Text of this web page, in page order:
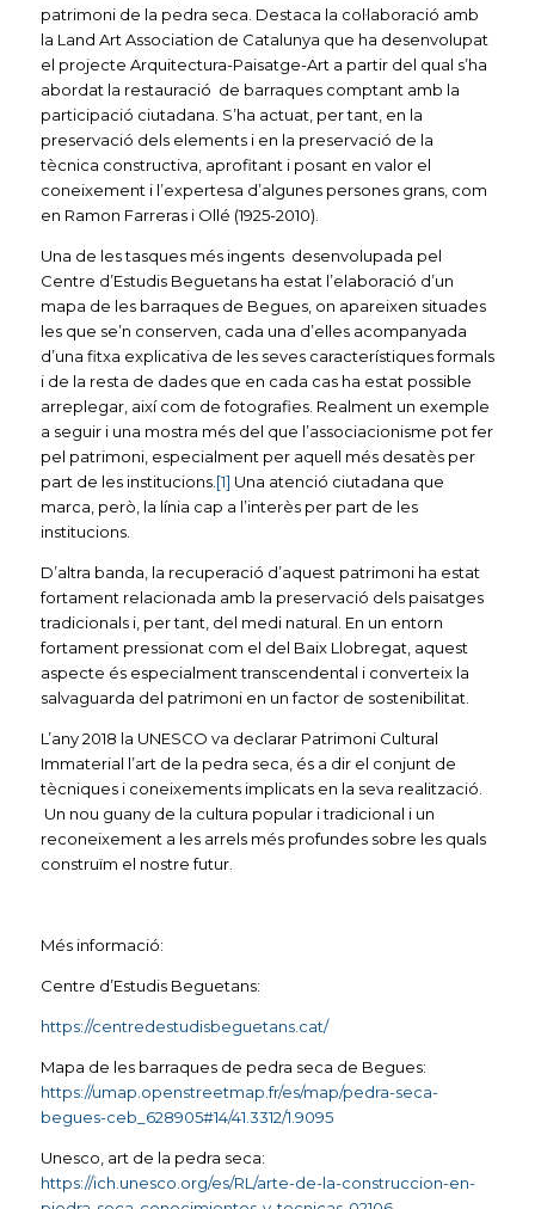
patrimoni de la pedra seca. Destaca la col·laboració amb
la Land Art Association de Catalunya que ha desenvolupat
el projecte Arquitectura-Paisatge-Art a partir del qual s’ha
abordat la restauració de barraques comptant amb la
participació ciutadana. S’ha actuat, per tant, en la
preservació dels elements i en la preservació de la
tècnica constructiva, aprofitant i posant en valor el
coneixement i l’expertesa d’algunes persones grans, com
en Ramon Farreras i Ollé (1925-2010).
Una de les tasques més ingents desenvolupada pel
Centre d’Estudis Beguetans ha estat l’elaboració d’un
mapa de les barraques de Begues, on apareixen situades
les que se’n conserven, cada una d’elles acompanyada
d’una fitxa explicativa de les seves característiques formals
i de la resta de dades que en cada cas ha estat possible
arreplegar, així com de fotografies. Realment un exemple
a seguir i una mostra més del que l’associacionisme pot fer
pel patrimoni, especialment per aquell més desatès per
part de les institucions. [1] Una atenció ciutadana que
marca, però, la línia cap a l’interès per part de les
institucions.
D’altra banda, la recuperació d’aquest patrimoni ha estat
fortament relacionada amb la preservació dels paisatges
tradicionals i, per tant, del medi natural. En un entorn
fortament pressionat com el del Baix Llobregat, aquest
aspecte és especialment transcendental i converteix la
salvaguarda del patrimoni en un factor de sostenibilitat.
L’any 2018 la UNESCO va declarar Patrimoni Cultural
Immaterial l’art de la pedra seca, és a dir el conjunt de
tècniques i coneixements implicats en la seva realització.
Un nou guany de la cultura popular i tradicional i un
reconeixement a les arrels més profundes sobre les quals
construïm el nostre futur.
Més informació:
Centre d’Estudis Beguetans:
https://centredestudisbeguetans.cat/
Mapa de les barraques de pedra seca de Begues:
https://umap.openstreetmap.fr/es/map/pedra-seca-
begues-ceb_628905#14/41.3312/1.9095
Unesco, art de la pedra seca:
https://ich.unesco.org/es/RL/arte-de-la-construccion-en-